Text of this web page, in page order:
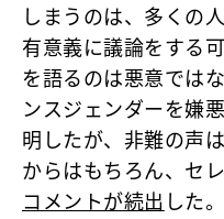
しまうのは、多くの
有意義に議論をする
を語るのは悪意では
ンスジェンダーを嫌
明したが、非難の声
からはもちろん、セ
コメントが続出した。